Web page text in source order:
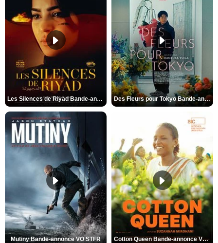
Les Silences de Riyad Bande-annonce VO STFR Des Fleurs pour Tokyo Bande-annonce VO STFR
Mutiny Bande-annonce VO STFR Cotton Queen Bande-annonce VO STFR